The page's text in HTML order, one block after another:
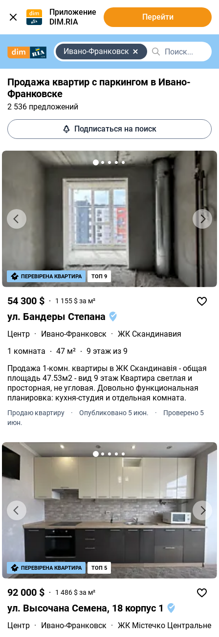
Приложение
DIM.RIA
Перейти
Ивано-Франковск
Продажа квартир с паркингом в Ивано-
Франковске
2 536 предложений
Подписаться на поиск
54 300 $ 1 155 $ за м²
ул. Бандеры Степана
Центр · Ивано-Франковск · ЖК Скандинавия
1 комната
47 м²
9 этаж из 9
Продажа 1-комн. квартиры в ЖК Скандинавія - общая
площадь 47.53м2 - вид 9 этаж Квартира светлая и
просторная, не угловая. Довольно функциональная
планировка: кухня-студия и отдельная комната.
Продаю квартиру · Опубликовано 5 июн. ·
Проверено 5
июн.
ПЕРЕВІРЕНА КВАРТИРА ТОП 9
92 000 $ 1 486 $ за м²
ул. Высочана Семена, 18 корпус 1
Центр · Ивано-Франковск · ЖК Містечко Центральне
ПЕРЕВІРЕНА КВАРТИРА ТОП 5